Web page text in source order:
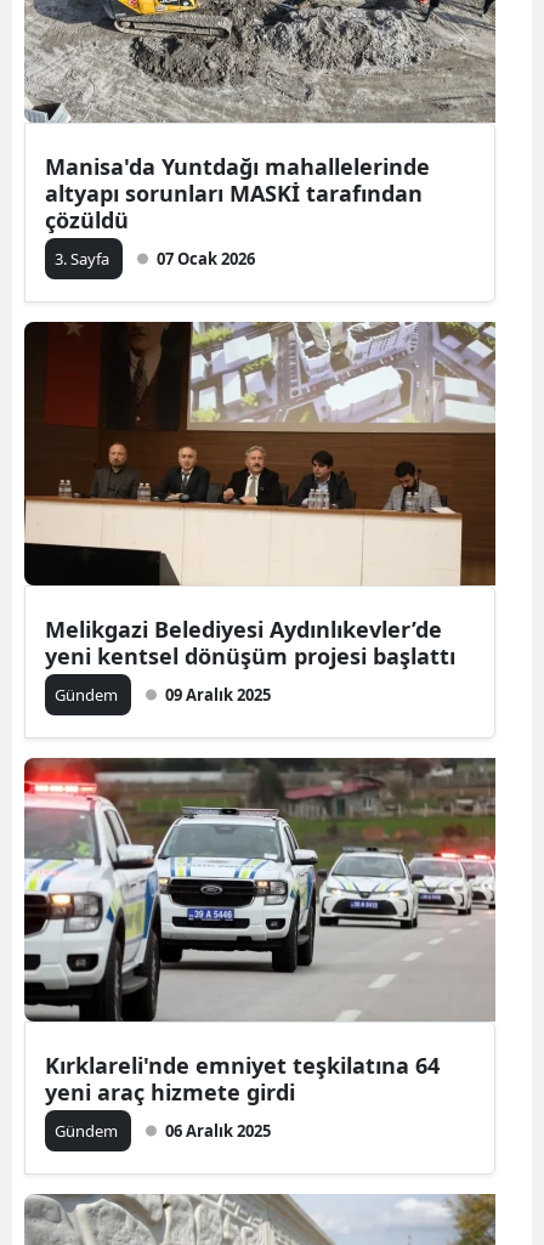
Manisa'da Yuntdağı mahallelerinde
altyapı sorunları MASKİ tarafından
çözüldü
3. Sayfa 07 Ocak 2026
Melikgazi Belediyesi Aydınlıkevler’de
yeni kentsel dönüşüm projesi başlattı
Gündem 09 Aralık 2025
Kırklareli'nde emniyet teşkilatına 64
yeni araç hizmete girdi
Gündem 06 Aralık 2025